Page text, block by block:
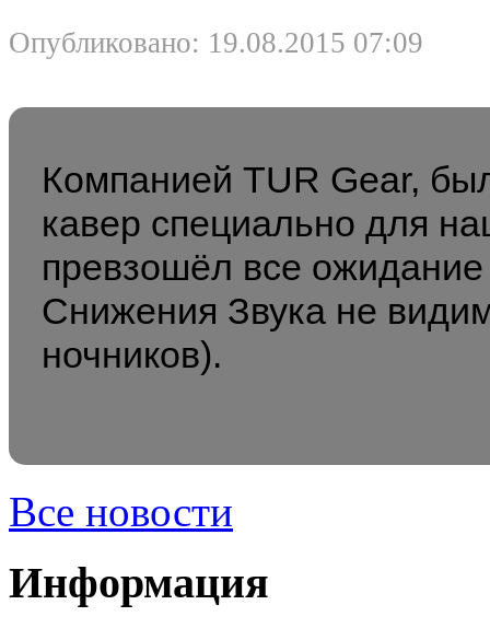
Опубликовано: 19.08.2015 07:09
Компанией TUR Gear,
кавер специально для
превзошёл все
Снижения Звука не
ночников).
Все новости
Информация